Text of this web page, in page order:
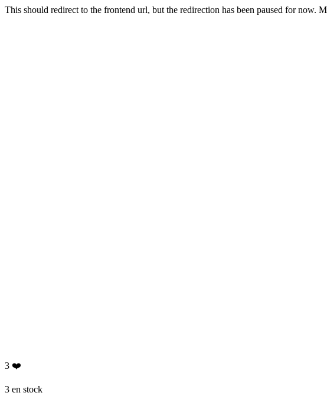
This should redirect to the frontend url, but the redirection has been paused for now.
3 ❤️
3 en stock